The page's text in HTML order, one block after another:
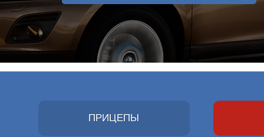
ПРИЦЕПЫ